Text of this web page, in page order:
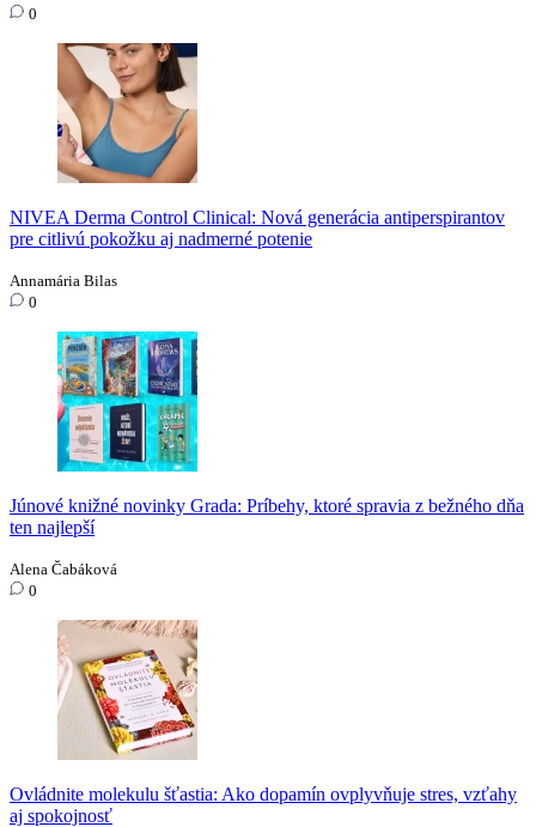
0
NIVEA Derma Control Clinical: Nová generácia antiperspirantov
pre citlivú pokožku aj nadmerné potenie
Annamária Bilas
0
Júnové knižné novinky Grada: Príbehy, ktoré spravia z bežného dňa
ten najlepší
Alena Čabáková
0
Ovládnite molekulu šťastia: Ako dopamín ovplyvňuje stres, vzťahy
aj spokojnosť